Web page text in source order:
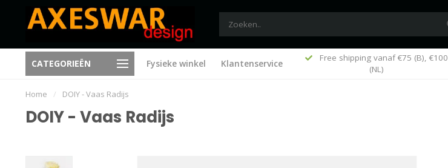
CATEGORIEËN Fysieke winkel Klantenservice
Trending sinds 1995 Nieuwe ideeën bij elk bezoek
Free shipping vanaf €75 (B), €100
(NL)
Home / DOIY - Vaas Radijs
DOIY - Vaas Radijs